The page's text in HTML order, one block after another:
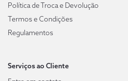
Política de Troca e Devolução
Termos e Condições
Regulamentos
Serviços ao Cliente